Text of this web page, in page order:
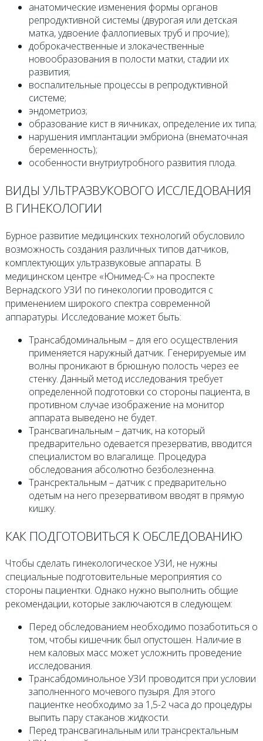
анатомические изменения формы органов
репродуктивной системы (двурогая или детская
матка, удвоение фаллопиевых труб и прочие);
доброкачественные и злокачественные
новообразования в полости матки, стадии их
развития;
воспалительные процессы в репродуктивной
системе;
эндометриоз;
образование кист в яичниках, определение их типа;
нарушения имплантации эмбриона (внематочная
беременность);
особенности внутриутробного развития плода.
ВИДЫ УЛЬТРАЗВУКОВОГО ИССЛЕДОВАНИЯ
В ГИНЕКОЛОГИИ
Бурное развитие медицинских технологий обусловило
возможность создания различных типов датчиков,
комплектующих ультразвуковые аппараты. В
медицинском центре «Юнимед-С» на проспекте
Вернадского УЗИ по гинекологии проводится с
применением широкого спектра современной
аппаратуры. Исследование может быть:
Трансабдоминальным – для его осуществления
применяется наружный датчик. Генерируемые им
волны проникают в брюшную полость через ее
стенку. Данный метод исследования требует
определенной подготовки со стороны пациента, в
противном случае изображение на монитор
аппарата выведено не будет.
Трансвагинальным – датчик, на который
предварительно одевается презерватив, вводится
специалистом во влагалище. Процедура
обследования абсолютно безболезненна.
Трансректальным – датчик с предварительно
одетым на него презервативом вводят в прямую
кишку.
КАК ПОДГОТОВИТЬСЯ К ОБСЛЕДОВАНИЮ
Чтобы сделать гинекологическое УЗИ, не нужны
специальные подготовительные мероприятия со
стороны пациентки. Однако нужно выполнить общие
рекомендации, которые заключаются в следующем:
Перед обследованием необходимо позаботиться о
том, чтобы кишечник был опустошен. Наличие в
нем каловых масс может усложнить проведение
исследования.
Трансабдоминольное УЗИ проводится при условии
заполненного мочевого пузыря. Для этого
пациентке необходимо за 1,5-2 часа до процедуры
выпить пару стаканов жидкости.
Перед трансвагинальным или трансректальным